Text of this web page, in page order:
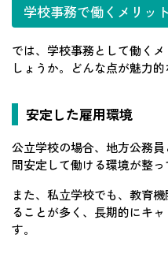
学校事務で働くメリット
では、学校事務として働く
しょうか。どんな点が魅力
安定した雇用環境
公立学校の場合、地方公務
間安定して働ける環境が整っ
また、私立学校でも、教育
ることが多く、長期的にキ
す。